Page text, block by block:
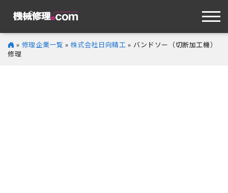
» 修理企業一覧 » 株式会社日向精工 » バンドソー（切断加工機）
修理